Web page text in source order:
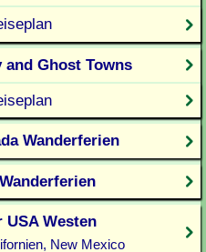
Ghost Towns
Wanderferien
USA Westen
New Mexico